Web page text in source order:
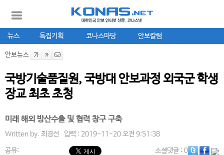
뉴스 특집기획 코나스마당 안보칼럼
안보뉴스
국방기술품질원, 국방대 안보과정 외국군 학생
장교 최초 초청
미래 해외 방산수출 및 협력 창구 구축
Written by. 최경선 입력 : 2019-11-20 오전 9:51:38
공유: 소셜댓글: 0